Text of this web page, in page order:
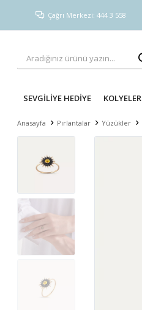
Çağrı Merkezi: 444 3 558
SEVGİLİYE HEDİYE KOLYELER
Anasayfa Pırlantalar Yüzükler